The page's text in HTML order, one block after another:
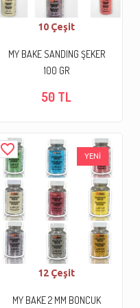
10 Çeşit
MY BAKE SANDING ŞEKER
100 GR
50 TL
favorite_border YENİ
12 Çeşit
MY BAKE 2 MM BONCUK